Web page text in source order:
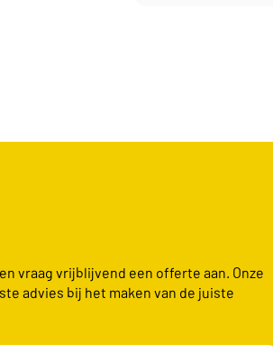
vraag vrijblijvend een offerte aan. Onze
advies bij het maken van de juiste